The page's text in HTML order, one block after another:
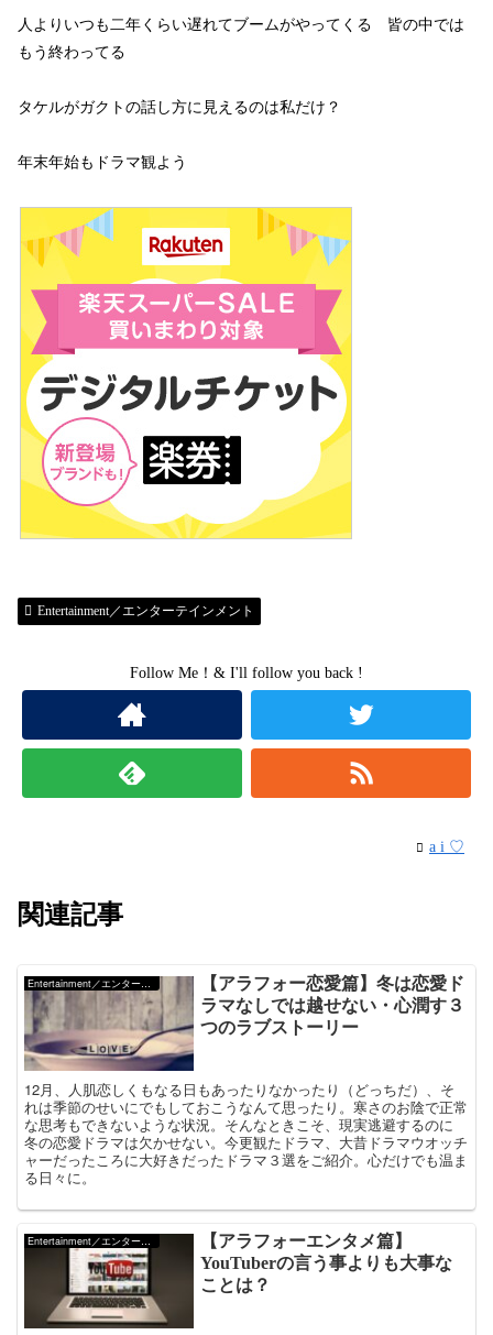
人よりいつも二年くらい遅れてブームがやってくる 皆の中では
もう終わってる
タケルがガクトの話し方に見えるのは私だけ？
年末年始もドラマ観よう
Entertainment／エンターテインメント
Follow Me！& I'll follow you back !
a i ♡
関連記事
Entertainment／エンターテインメント
【アラフォー恋愛篇】冬は恋愛ド
ラマなしでは越せない・心潤す３
つのラブストーリー
12月、人肌恋しくもなる日もあったりなかったり（どっちだ）、そ
れは季節のせいにでもしておこうなんて思ったり。寒さのお陰で正常
な思考もできないような状況。そんなときこそ、現実逃避するのに
冬の恋愛ドラマは欠かせない。今更観たドラマ、大昔ドラマウオッチ
ャーだったころに大好きだったドラマ３選をご紹介。心だけでも温ま
る日々に。
Entertainment／エンターテインメント
【アラフォーエンタメ篇】
YouTuberの言う事よりも大事な
ことは？